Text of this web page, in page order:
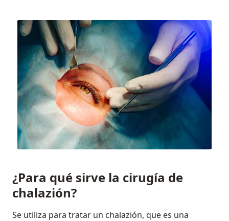
¿Para qué sirve la cirugía de
chalazión?
Se utiliza para tratar un chalazión, que es una